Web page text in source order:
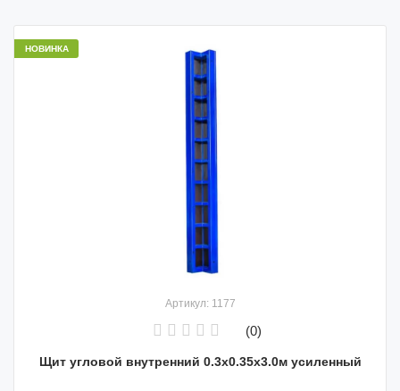
НОВИНКА
Артикул: 1177
(0)
Щит угловой внутренний 0.3х0.35х3.0м усиленный